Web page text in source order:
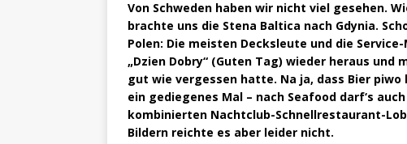
Von Schweden haben wir nicht viel gesehen.
brachte uns die Stena Baltica nach Gdynia.
Polen: Die meisten Decksleute und die
„Dzien Dobry“ (Guten Tag) wieder heraus
gut wie vergessen hatte. Na ja, dass Bier
ein gediegenes Mal – nach Seafood darf‘s
kombinierten Nachtclub-Schnellrestaurant-
Bildern reichte es aber leider nicht.